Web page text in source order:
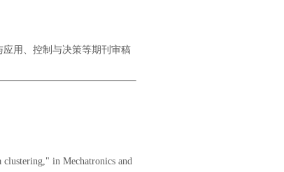
应用、控制与决策等期刊审稿
in Mechatronics and